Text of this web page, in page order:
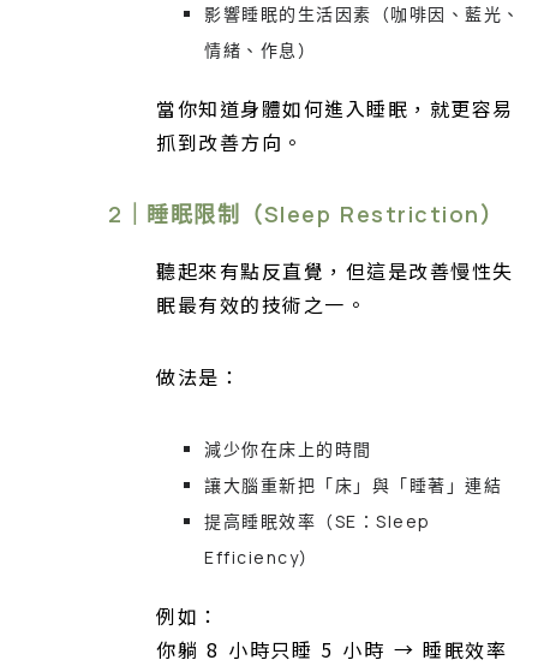
影響睡眠的生活因素（咖啡因、藍光、
情緒、作息）
當你知道身體如何進入睡眠，就更容易
抓到改善方向。
2｜睡眠限制（Sleep Restriction）
聽起來有點反直覺，但這是改善慢性失
眠最有效的技術之一。
做法是：
減少你在床上的時間
讓大腦重新把「床」與「睡著」連結
提高睡眠效率（SE：Sleep
Efficiency）
例如：
你躺 8 小時只睡 5 小時 → 睡眠效率